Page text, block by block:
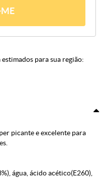
para sua região:
picante e excelente para
água, ácido acético(E260),